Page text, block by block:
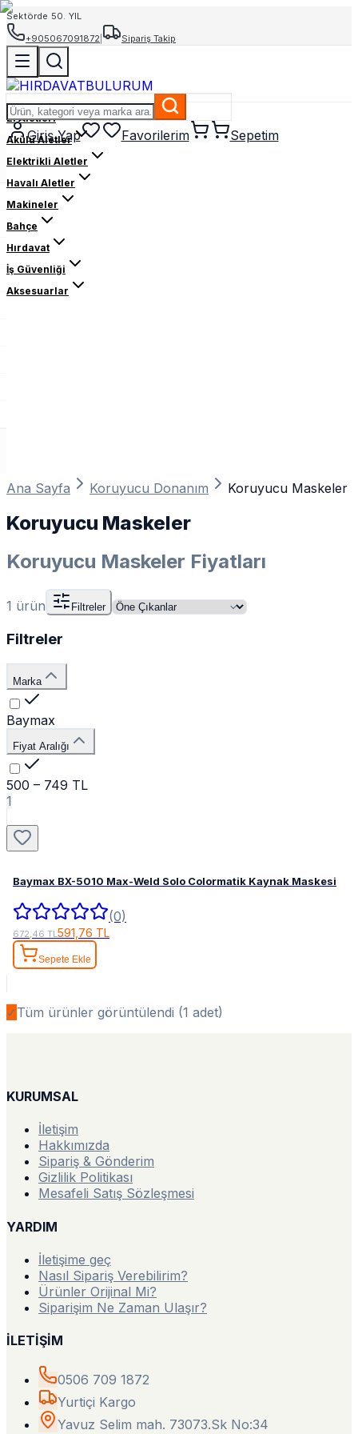
Sektörde 50. YIL
+905067091872
Sipariş Takip
Giriş Yap Favorilerim Sepetim
El Aletleri
Akülü Aletler
Elektrikli Aletler
Havalı Aletler
Makineler
Bahçe
Hırdavat
İş Güvenliği
Aksesuarlar
Ana Sayfa Koruyucu Donanım Koruyucu Maskeler
Koruyucu Maskeler
Koruyucu Maskeler Fiyatları
1 ürün Filtreler
Filtreler
Marka
Baymax
Fiyat Aralığı
500 – 749 TL
1
Baymax BX-5010 Max-Weld Solo Colormatik Kaynak Maskesi
(0)
672,46 TL 591,76 TL
Sepete Ekle
✓Tüm ürünler görüntülendi (1 adet)
KURUMSAL
İletişim
Hakkımızda
Sipariş & Gönderim
Gizlilik Politikası
Mesafeli Satış Sözleşmesi
YARDIM
İletişime geç
Nasıl Sipariş Verebilirim?
Ürünler Orijinal Mi?
Siparişim Ne Zaman Ulaşır?
İLETİŞİM
0506 709 1872
Yurtiçi Kargo
Yavuz Selim mah. 73073.Sk No:34